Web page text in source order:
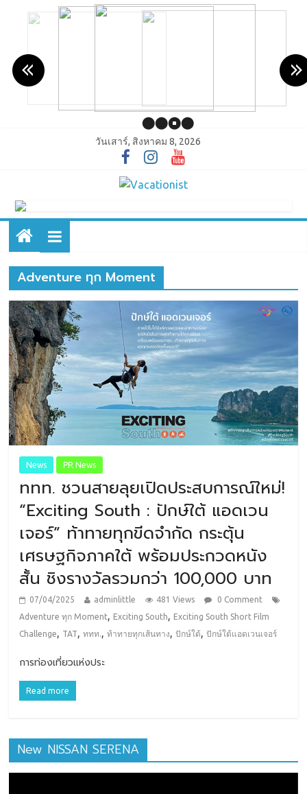
วันเสาร์, สิงหาคม 8, 2026
Adventure ทุก Moment
News PR News
ททท. ชวนสายลุยเปิดประสบการณ์ใหม่!
“Exciting South : ปักษ์ใต้ แอดเวน
เจอร์” ท้าทายทุกขีดจำกัด กระตุ้น
เศรษฐกิจภาคใต้ พร้อมประกวดหนัง
สั้น ชิงรางวัลรวมกว่า 100,000 บาท
07/04/2025 adminlittle 481 Views
0 Comment
Adventure ทุก Moment
Exciting South
Exciting South Short Film
Challenge
TAT ,ททท. ,ท้าทายทุกเส้นทาง ,ปักษ์ใต้ ,ปักษ์ใต้แอดเวนเจอร์
การท่องเที่ยวแห่งประ
Read more
New NISSAN SERENA